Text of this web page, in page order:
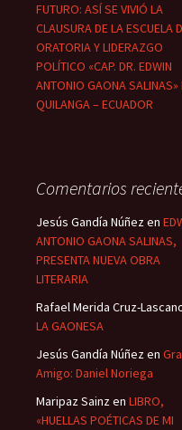
FUTURO: ASÍ SE VIVIÓ LA
CLAUSURA DE LA ESCUELA
ORATORIA Y LIDERAZGO
POLÍTICO «CAP. DR. EDWIN
ANTONIO GAONA SALINAS»
QUILANGA – ECUADOR
Comentarios
Jesús Gandía Núñezen
ANTONIO GAONA SALINAS,
PRESENTA NUEVA OBRA
LITERARIA
Rafael Merida Cruz-
LA GAONESA
Jesús Gandía Núñezen
Amigo: Daniel Noriega
Maripaz Sainzen LIBRO,
«HUELLAS POÉTICAS DE MI